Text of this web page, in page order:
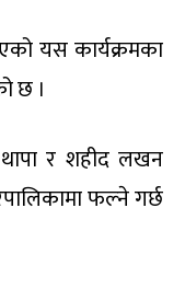
यस कार्यक्रमका
छ ।
र शहीद लखन
फल्ने गर्छ